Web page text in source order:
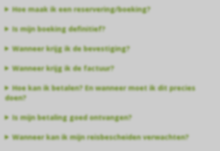
Hoe maak ik een reservering/boeking?
Is mijn boeking definitief?
Wanneer krijg ik de bevestiging?
Wanneer krijg ik de factuur?
Hoe kan ik betalen? En wanneer moet ik dit precies
doen?
Is mijn betaling goed ontvangen?
Wanneer kan ik mijn reisbescheiden verwachten?